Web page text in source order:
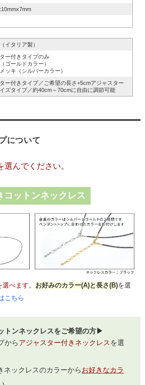
イタリア製）
ー付きタイプのみ
ゴールドカラー）
ッキ（シルバーカラー）
ー付きタイプ／ご希望の長さ+5cmアジャスター
ズタイプ／約40cm～70cmに自由に調節可能
について
んでください。
コットンネックレス
べます。 お好みのカラー(A)と長さ(B)を選
こちら
トンネックレスをご希望の方▶
から アジャスター付きネックレス を選
ックレスのカラーから お好きなカラ